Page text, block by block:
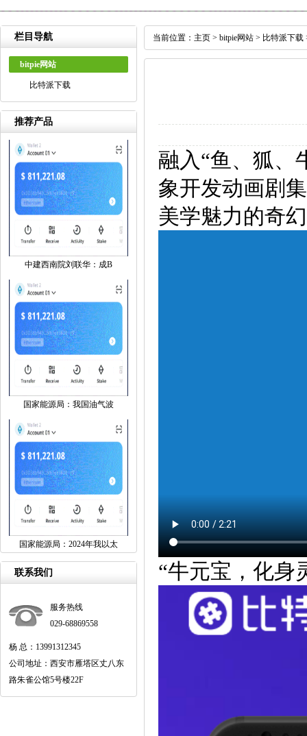
栏目导航
bitpie网站
比特派下载
推荐产品
中建西南院刘联华：成B
国家能源局：我国油气波
国家能源局：2024年我以太
联系我们
服务热线
029-68869558
杨 总：13991312345
公司地址：西安市雁塔区丈八东
路朱雀公馆5号楼22F
当前位置： 主页 > bitpie网站 > 比特派下载
融入“鱼、狐、
象开发动画剧
美学魅力的奇
“牛元宝，化身